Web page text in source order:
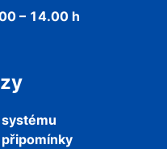
– 14.00 h